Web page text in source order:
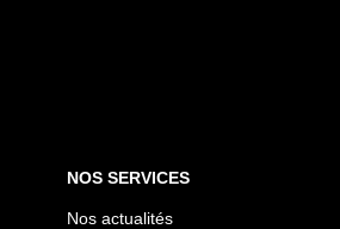
NOS SERVICES
Nos actualités